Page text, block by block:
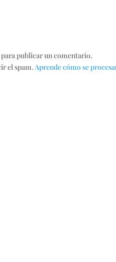
para publicar un comentario.
el spam.Aprende cómo se